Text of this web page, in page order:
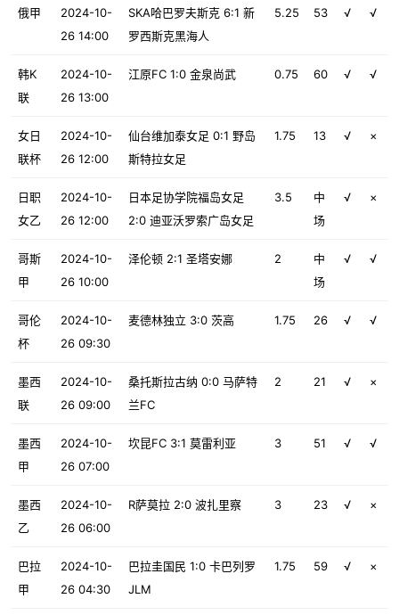
俄甲
2024-10-
26 14:00
SKA哈巴罗夫斯克 6:1 新
罗西斯克黑海人
5.25 53 √ √
韩K
联
2024-10-
26 13:00
江原FC 1:0 金泉尚武 0.75 60 √ √
女日
联杯
2024-10-
26 12:00
仙台维加泰女足 0:1 野岛
斯特拉女足
1.75 13 √ ×
日职
女乙
2024-10-
26 12:00
日本足协学院福岛女足
2:0 迪亚沃罗索广岛女足
3.5
中
场
√ ×
哥斯
甲
2024-10-
26 10:00
泽伦顿 2:1 圣塔安娜 2
中
场
√ √
哥伦
杯
2024-10-
26 09:30
麦德林独立 3:0 茨高 1.75 26 √ √
墨西
联
2024-10-
26 09:00
桑托斯拉古纳 0:0 马萨特
兰FC
2 21 √ ×
墨西
甲
2024-10-
26 07:00
坎昆FC 3:1 莫雷利亚 3 51 √ √
墨西
乙
2024-10-
26 06:00
R萨莫拉 2:0 波扎里察 3 23 √ ×
巴拉
甲
2024-10-
26 04:30
巴拉圭国民 1:0 卡巴列罗
JLM
1.75 59 √ ×